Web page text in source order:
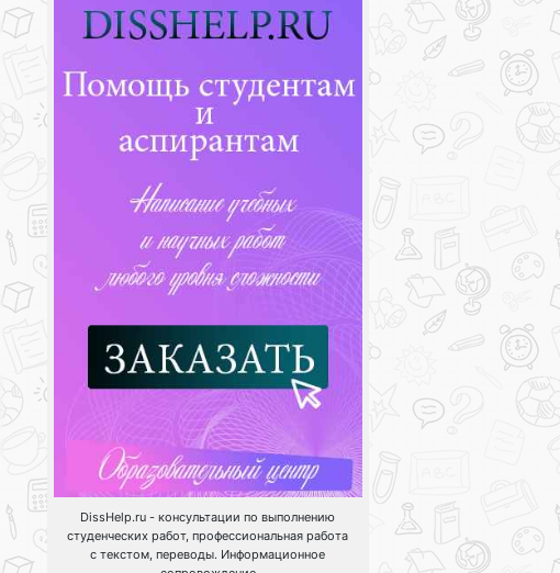
DissHelp.ru - консультации по выполнению
студенческих работ, профессиональная работа
с текстом, переводы. Информационное